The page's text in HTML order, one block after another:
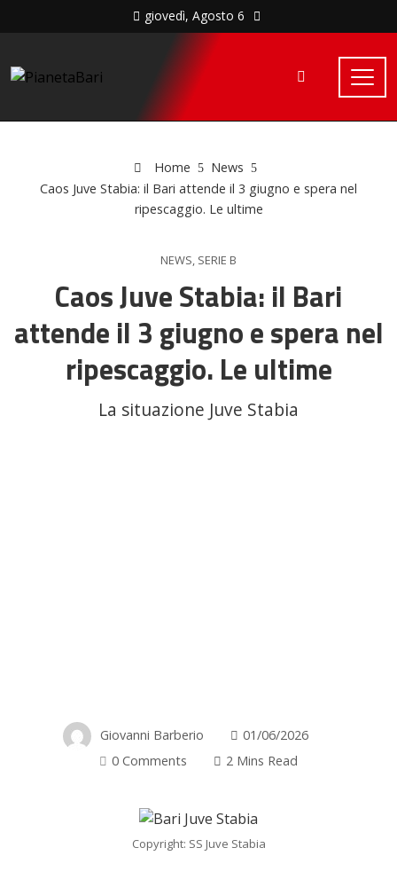
giovedì, Agosto 6
Home
News
Caos Juve Stabia: il Bari attende il 3 giugno e spera nel
ripescaggio. Le ultime
NEWS, SERIE B
Caos Juve Stabia: il Bari
attende il 3 giugno e spera nel
ripescaggio. Le ultime
La situazione Juve Stabia
Giovanni Barberio
01/06/2026
0 Comments
2 Mins Read
Copyright: SS Juve Stabia